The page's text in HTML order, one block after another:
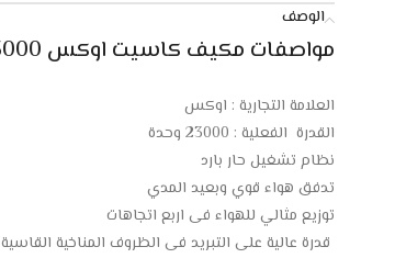
الوصف
مواصفات مكيف كاسيت اوكس 23000 وحدة – انفيرتر – حار/ بارد :
العلامة التجارية : اوكس
القدرة الفعلية : 23000 وحدة
نظام تشغيل حار بارد
تدفق هواء قوي وبعيد المدي
توزيع مثالي للهواء فى اربع اتجاهات
قدرة عالية على التبريد فى الظروف المناخية القاسية